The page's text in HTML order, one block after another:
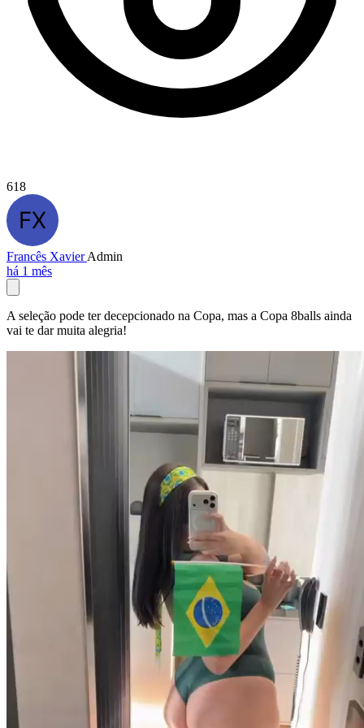
618
Francês XavierAdmin
há 1 mês
A seleção pode ter decepcionado na Copa, mas a Copa 8balls ainda
vai te dar muita alegria!